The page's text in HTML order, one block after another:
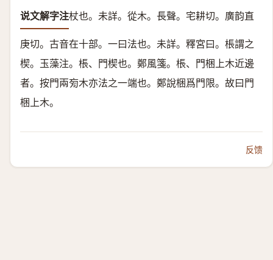
说文解字注杖也。 未詳。 從木。長聲。 宅耕切。廣韵直
庚切。古音在十部。 一曰法也。 未詳。釋宮曰。棖謂之
楔。玉藻注。棖、門楔也。鄭風箋。棖、門梱上木近邊
者。按門兩㫄木亦法之一端也。鄭說梱爲門限。故曰門
梱上木。
反馈